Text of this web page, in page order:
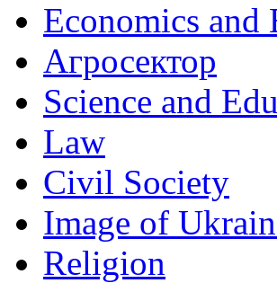
Economics and
Агросектор
Science and
Law
Civil Society
Image of
Religion